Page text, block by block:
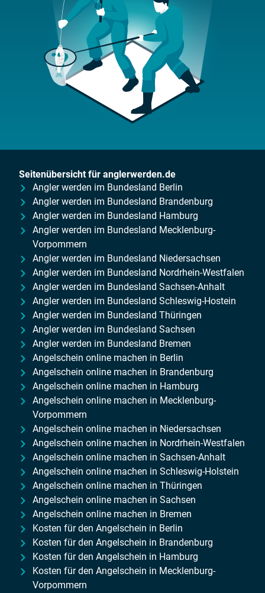
Seitenübersicht für anglerwerden.de
Angler werden im Bundesland Berlin
Angler werden im Bundesland Brandenburg
Angler werden im Bundesland Hamburg
Angler werden im Bundesland Mecklenburg-
Vorpommern
Angler werden im Bundesland Niedersachsen
Angler werden im Bundesland Nordrhein-Westfalen
Angler werden im Bundesland Sachsen-Anhalt
Angler werden im Bundesland Schleswig-Hostein
Angler werden im Bundesland Thüringen
Angler werden im Bundesland Sachsen
Angler werden im Bundesland Bremen
Angelschein online machen in Berlin
Angelschein online machen in Brandenburg
Angelschein online machen in Hamburg
Angelschein online machen in Mecklenburg-
Vorpommern
Angelschein online machen in Niedersachsen
Angelschein online machen in Nordrhein-Westfalen
Angelschein online machen in Sachsen-Anhalt
Angelschein online machen in Schleswig-Holstein
Angelschein online machen in Thüringen
Angelschein online machen in Sachsen
Angelschein online machen in Bremen
Kosten für den Angelschein in Berlin
Kosten für den Angelschein in Brandenburg
Kosten für den Angelschein in Hamburg
Kosten für den Angelschein in Mecklenburg-
Vorpommern